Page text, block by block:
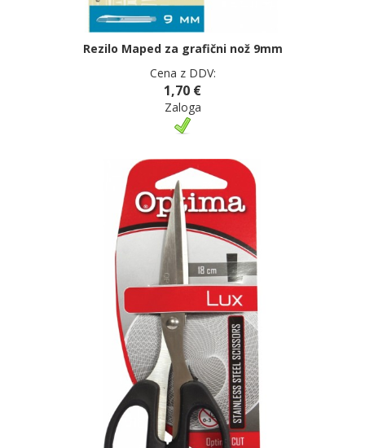
Rezilo Maped za grafični nož 9mm
Cena z DDV:
1,70 €
Zaloga